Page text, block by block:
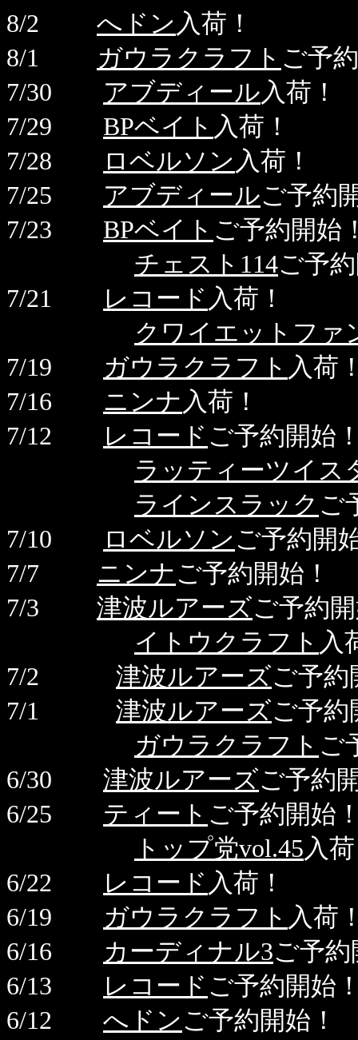
8/2 へドン 入荷！
8/1
ガウラクラフト ご予
7/30 アブディール入荷！
7/29 BPベイト 入荷！
7/28
ロベルソン 入荷！
7/25 アブディールご予約
7/23 BPベイト ご予約開始
チェスト114ご予
7/21
レコード 入荷！
クワイエットファ
7/19
ガウラクラフト 入荷
7/16 ニンナ 入荷！
7/12
レコード ご予約開始
ラッティーツイス
ラインスラック ご
7/10
ロベルソンご予約開
7/7 ニンナご予約開始！
7/3 津波ルアーズご予約
イトウクラフト 入
7/2 津波ルアーズご予約
7/1 津波ルアーズご予約
ガウラクラフト ご
6/30 津波ルアーズご予約
6/25 ティート ご予約開始
トップ党vol.45入
6/22
レコード 入荷！
6/19
ガウラクラフト 入荷
6/16
カーディナル3ご予
6/13
レコード ご予約開始
6/12 へドンご予約開始！